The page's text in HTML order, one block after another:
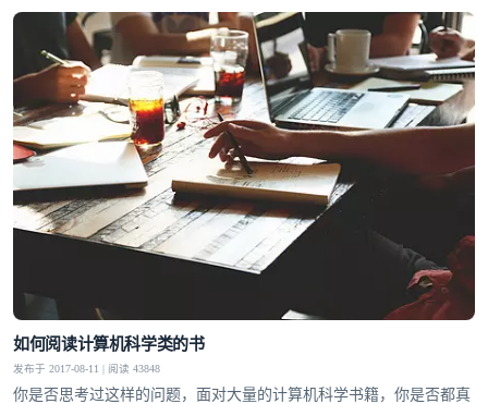
如何阅读计算机科学类的书
发布于 2017-08-11 | 阅读 43848
你是否思考过这样的问题，面对大量的计算机科学书籍，你是否都真